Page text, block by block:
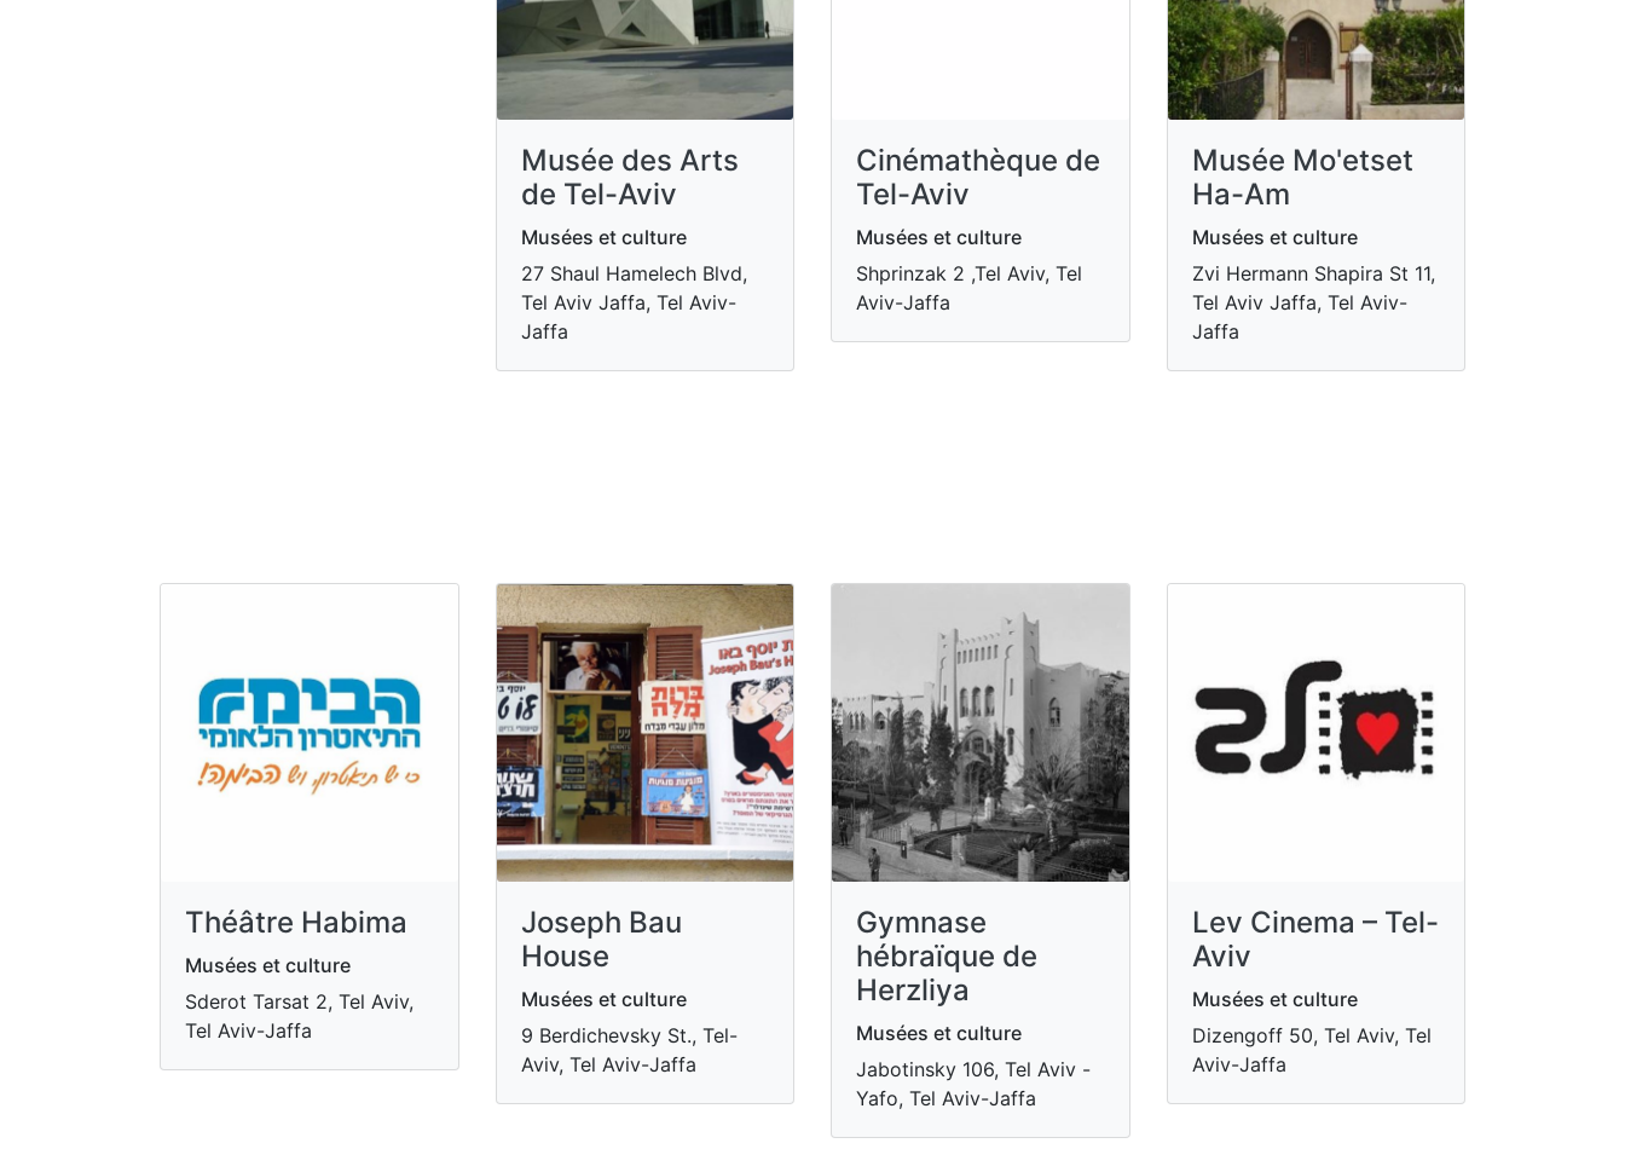
Musée des Arts
de Tel-Aviv
Musées et culture
27 Shaul Hamelech Blvd,
Tel Aviv Jaffa, Tel Aviv-
Jaffa
Cinémathèque de
Tel-Aviv
Musées et culture
Shprinzak 2 ,Tel Aviv, Tel
Aviv-Jaffa
Musée Mo'etset
Ha-Am
Musées et culture
Zvi Hermann Shapira St 11,
Tel Aviv Jaffa, Tel Aviv-
Jaffa
Théâtre Habima
Musées et culture
Sderot Tarsat 2, Tel Aviv,
Tel Aviv-Jaffa
Joseph Bau
House
Musées et culture
9 Berdichevsky St., Tel-
Aviv, Tel Aviv-Jaffa
Gymnase
hébraïque de
Herzliya
Musées et culture
Jabotinsky 106, Tel Aviv -
Yafo, Tel Aviv-Jaffa
Lev Cinema – Tel-
Aviv
Musées et culture
Dizengoff 50, Tel Aviv, Tel
Aviv-Jaffa